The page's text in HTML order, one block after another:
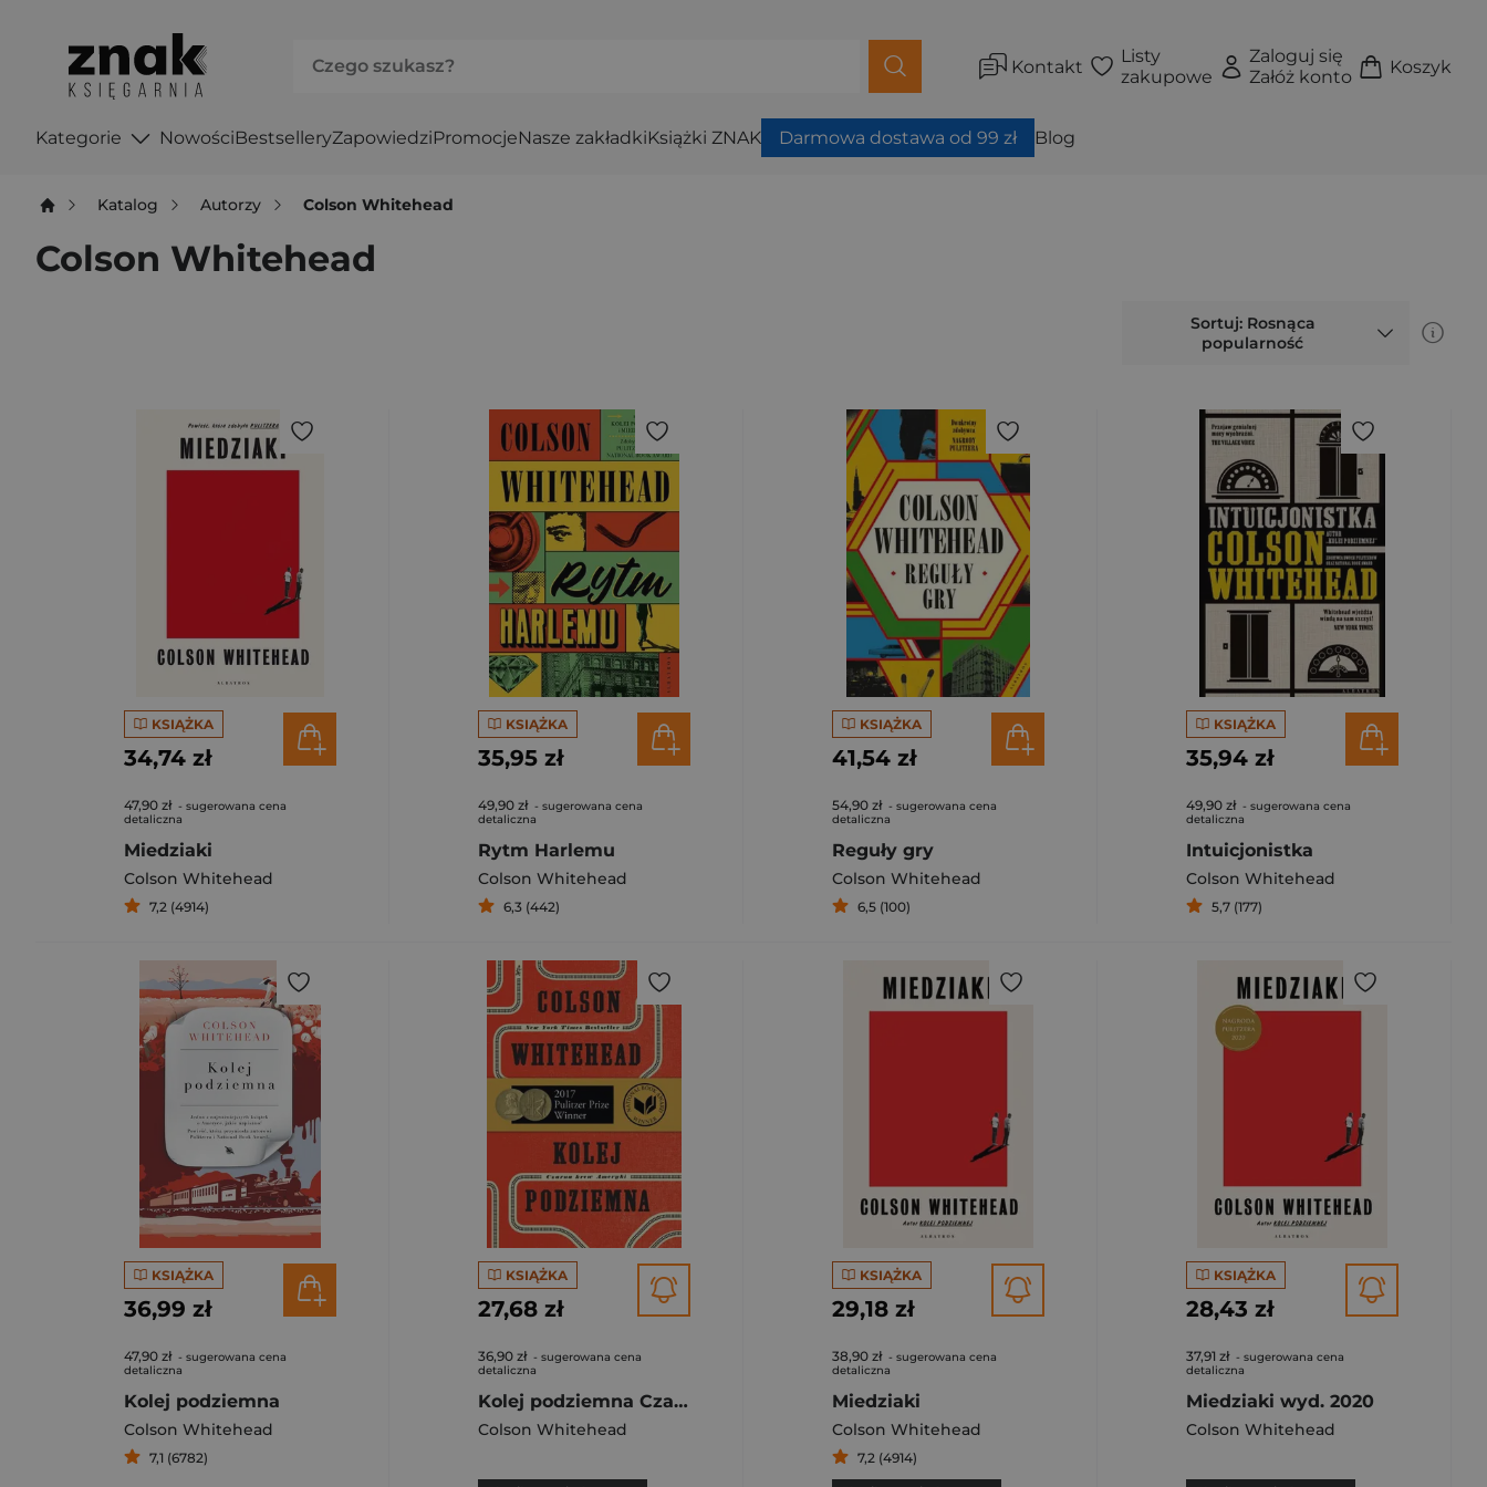
Kontakt
Listy
zakupowe
Zaloguj się
Załóż konto
Koszyk
Kategorie NowościBestselleryZapowiedziPromocjeNasze zakładkiKsiążki ZNAK Darmowa dostawa od 99 zł Blog
Katalog Autorzy Colson Whitehead
Colson Whitehead
Sortuj: Rosnąca
popularność
KSIĄŻKA
34,74 zł
47,90 zł - sugerowana cena
detaliczna
Miedziaki
Colson Whitehead
7,2 (4914)
KSIĄŻKA
35,95 zł
49,90 zł - sugerowana cena
detaliczna
Rytm Harlemu
Colson Whitehead
6,3 (442)
KSIĄŻKA
41,54 zł
54,90 zł - sugerowana cena
detaliczna
Reguły gry
Colson Whitehead
6,5 (100)
KSIĄŻKA
35,94 zł
49,90 zł - sugerowana cena
detaliczna
Intuicjonistka
Colson Whitehead
5,7 (177)
KSIĄŻKA
36,99 zł
47,90 zł - sugerowana cena
detaliczna
Kolej podziemna
Colson Whitehead
7,1 (6782)
KSIĄŻKA
27,68 zł
36,90 zł - sugerowana cena
detaliczna
Kolej podziemna Czarna krew Ameryki
Colson Whitehead
KSIĄŻKA
29,18 zł
38,90 zł - sugerowana cena
detaliczna
Miedziaki
Colson Whitehead
7,2 (4914)
KSIĄŻKA
28,43 zł
37,91 zł - sugerowana cena
detaliczna
Miedziaki wyd. 2020
Colson Whitehead